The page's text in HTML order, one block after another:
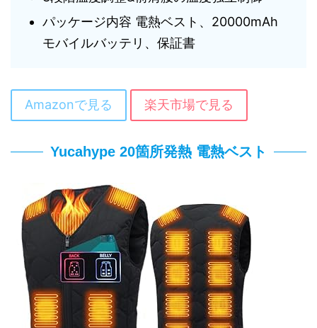
パッケージ内容 電熱ベスト、20000mAh
モバイルバッテリ、保証書
Amazonで見る 楽天市場で見る
Yucahype 20箇所発熱 電熱ベスト